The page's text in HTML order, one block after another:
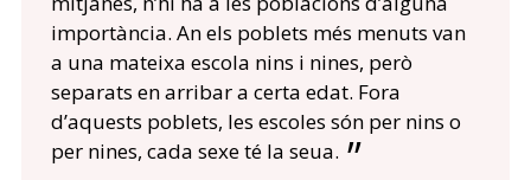
importància. An els poblets més menuts van
a una mateixa escola nins i nines, però
separats en arribar a certa edat. Fora
d’aquests poblets, les escoles són per nins o
per nines, cada sexe té la seua.